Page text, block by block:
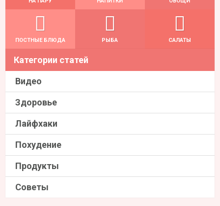
ПОСТНЫЕ БЛЮДА РЫБА САЛАТЫ
Категории статей
Видео
Здоровье
Лайфхаки
Похудение
Продукты
Советы